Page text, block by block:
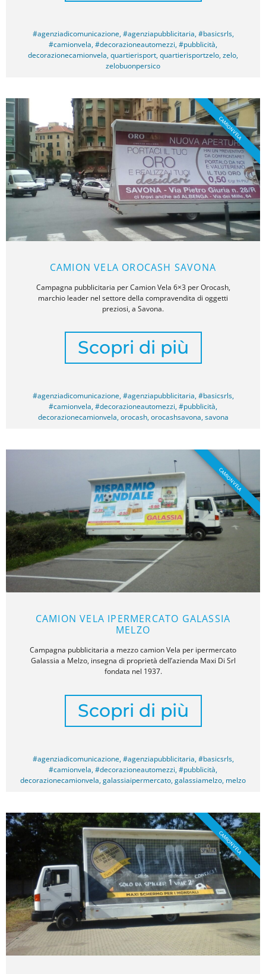
#agenziadicomunicazione,#agenziapubblicitaria,#basicsrls,
#camionvela,#decorazioneautomezzi,#pubblicità,
decorazionecamionvela,quartierisport,quartierisportzelo,zelo,
zelobuonpersico
CAMION VELA OROCASH SAVONA
Campagna pubblicitaria per Camion Vela 6×3 per Orocash,
marchio leader nel settore della compravendita di oggetti
preziosi, a Savona.
Scopri di più
CAMION VELA
#agenziadicomunicazione,#agenziapubblicitaria,#basicsrls,
#camionvela,#decorazioneautomezzi,#pubblicità,
decorazionecamionvela,orocash,orocashsavona,savona
CAMION VELA IPERMERCATO GALASSIA
MELZO
Campagna pubblicitaria a mezzo camion Vela per ipermercato
Galassia a Melzo, insegna di proprietà dell’azienda Maxi Di Srl
fondata nel 1937.
Scopri di più
CAMION VELA
#agenziadicomunicazione,#agenziapubblicitaria,#basicsrls,
#camionvela,#decorazioneautomezzi,#pubblicità,
decorazionecamionvela,galassiaipermercato,galassiamelzo, melzo
CAMION VELA